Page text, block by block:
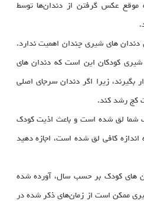
موقع عکس گرفتن از دندان‌ها توسط
دندان های شیری چندان اهمیت ندارد.
شیری کودکان این است که دندان های
بگیرند، زیرا اگر دندان سرجای اصلی
کج رشد کند.
شما لق شده است و باعث اذیت کودک
کافی لق شده است، اجازه دهید
های کودک بر حسب سال، آورده شده
ممکن است از زمان‌های ذکر شده در